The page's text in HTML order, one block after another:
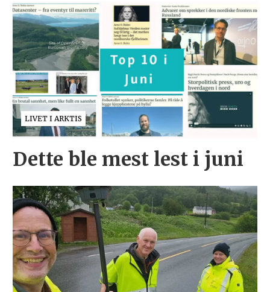
LIVET I ARKTIS
Dette ble mest lest i juni